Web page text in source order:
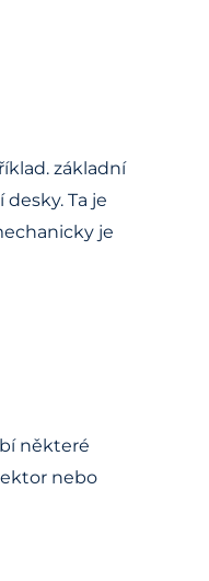
základní
Ta je
je
některé
nebo